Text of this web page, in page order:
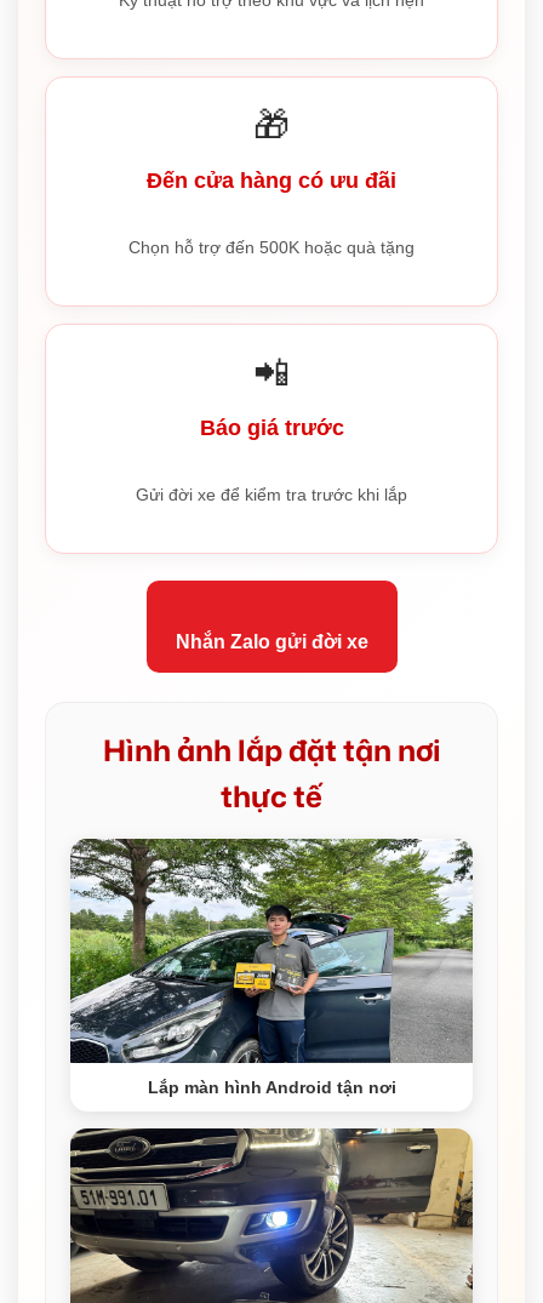
🎁
Đến cửa hàng có ưu đãi
Chọn hỗ trợ đến 500K hoặc quà tặng
📲
Báo giá trước
Gửi đời xe để kiểm tra trước khi lắp
Nhắn Zalo gửi đời xe
Hình ảnh lắp đặt tận nơi
thực tế
Lắp màn hình Android tận nơi